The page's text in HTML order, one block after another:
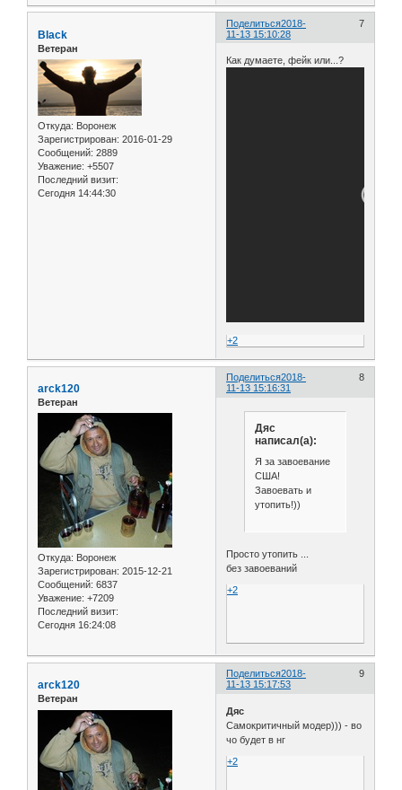
Поделиться 7
2018-
11-13 15:10:28
Black
Ветеран
Откуда: Воронеж
Зарегистрирован: 2016-01-29
Сообщений: 2889
Уважение: +5507
Последний визит:
Сегодня 14:44:30
Как думаете, фейк или...?
+2
Поделиться 8
2018-
11-13 15:16:31
arck120
Ветеран
Откуда: Воронеж
Зарегистрирован: 2015-12-21
Сообщений: 6837
Уважение: +7209
Последний визит:
Сегодня 16:24:08
Дяс
написал(а):
Я за завоевание
США!
Завоевать и
утопить!))
Просто утопить ...
без завоеваний
+2
Поделиться 9
2018-
11-13 15:17:53
arck120
Ветеран
Дяс
Самокритичный модер))) - во
чо будет в нг
+2